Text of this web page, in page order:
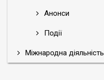
Анонси
Події
Міжнародна діяльність